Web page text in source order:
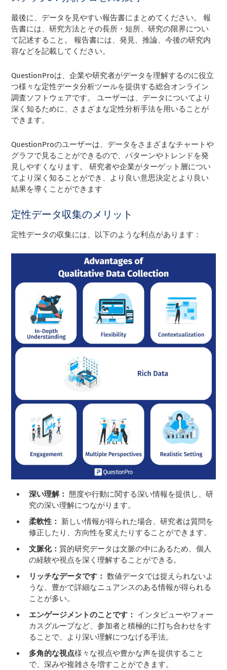
最後に、データを見やすい報告書にまとめてください。 報
告書には、研究方法とその長所・短所、研究の限界につい
て記述すること。 報告書には、発見、推論、今後の研究内
容などを記載してください。
QuestionProは、企業や研究者がデータを理解するのに役立
つ様々な定性データ分析ツールを提供する総合オンライン
調査ソフトウェアです。 ユーザーは、データについてより
深く知るために、さまざまな定性分析手法を用いることが
できます。
QuestionProのユーザーは、データをさまざまなチャートや
グラフで見ることができるので、パターンやトレンドを発
見しやすくなります。 研究者や企業がターゲット層につい
てより深く知ることができ、より良い意思決定とより良い
結果を導くことができます
定性データ収集のメリット
定性データの収集には、以下のような利点があります：
深い理解：態度や行動に関する深い情報を提供し、研
究の深い理解につながります。
柔軟性： 新しい情報が得られた場合、研究者は質問を
修正したり、方向性を変えたりすることができます。
文脈化：質的研究データは文脈の中にあるため、個人
の経験や視点を深く理解することができる。
リッチなデータです：数値データでは捉えられないよ
うな、豊かで詳細なニュアンスのある情報が得られる
ことが多い。
エンゲージメントのことです： インタビューやフォー
カスグループなど、参加者と積極的に打ち合わせをす
ることで、より深い理解につなげる手法。
多角的な視点様々な視点や豊かな声を提供すること
で、深みや複雑さを増すことができます。